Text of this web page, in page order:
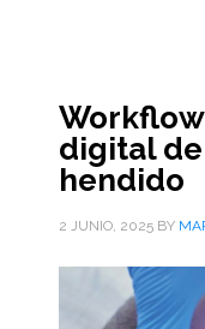
digital
hendido
2 JUNIO, 2025BY